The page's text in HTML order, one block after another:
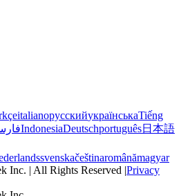
italianoрусскийукраїнськаTiếng
IndonesiaDeutschportuguês日本語
svenskačeštinaromânămagyar
Inc. | All Rights Reserved |Privacy